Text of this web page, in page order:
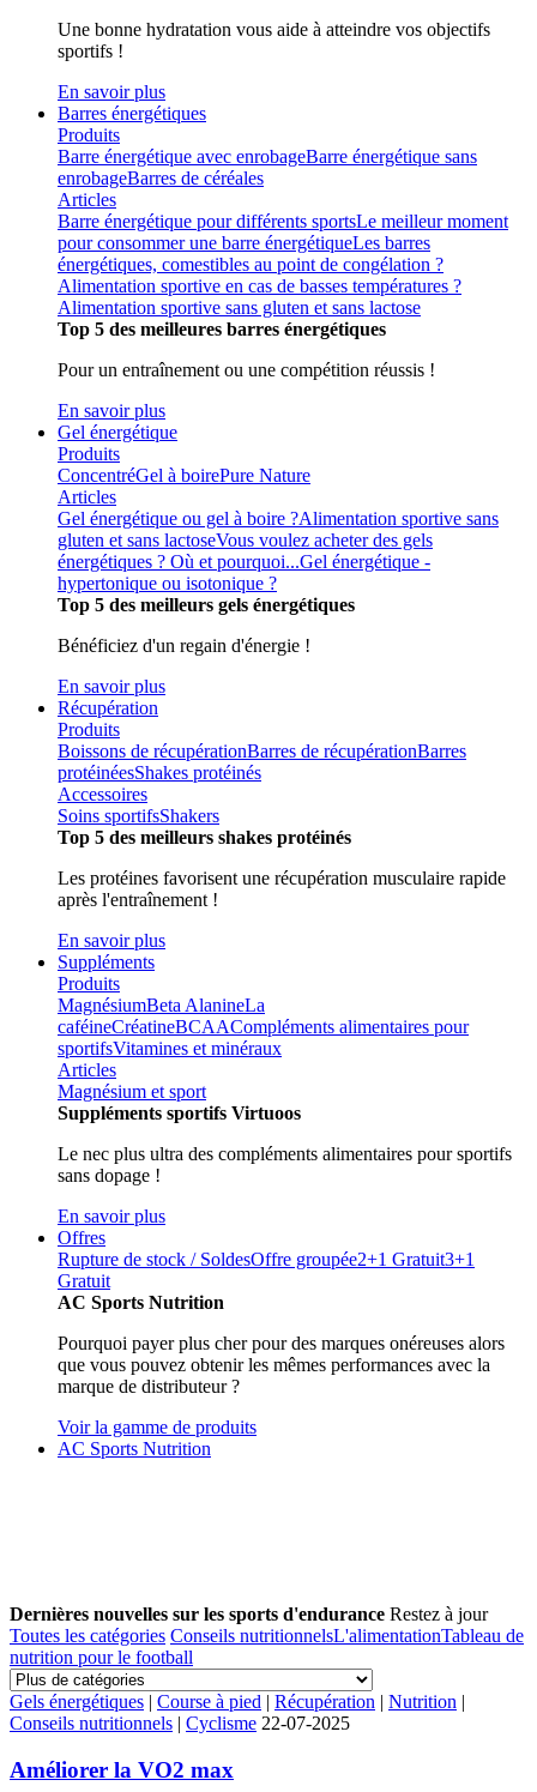
Une bonne hydratation vous aide à atteindre vos objectifs
sportifs !
En savoir plus
Barres énergétiques
Produits
Barre énergétique avec enrobageBarre énergétique sans
enrobageBarres de céréales
Articles
Barre énergétique pour différents sportsLe meilleur moment
pour consommer une barre énergétiqueLes barres
énergétiques, comestibles au point de congélation ?
Alimentation sportive en cas de basses températures ?
Alimentation sportive sans gluten et sans lactose
Top 5 des meilleures barres énergétiques
Pour un entraînement ou une compétition réussis !
En savoir plus
Gel énergétique
Produits
ConcentréGel à boirePure Nature
Articles
Gel énergétique ou gel à boire ?Alimentation sportive sans
gluten et sans lactoseVous voulez acheter des gels
énergétiques ? Où et pourquoi...Gel énergétique -
hypertonique ou isotonique ?
Top 5 des meilleurs gels énergétiques
Bénéficiez d'un regain d'énergie !
En savoir plus
Récupération
Produits
Boissons de récupérationBarres de récupérationBarres
protéinéesShakes protéinés
Accessoires
Soins sportifsShakers
Top 5 des meilleurs shakes protéinés
Les protéines favorisent une récupération musculaire rapide
après l'entraînement !
En savoir plus
Suppléments
Produits
MagnésiumBeta AlanineLa
caféineCréatineBCAACompléments alimentaires pour
sportifsVitamines et minéraux
Articles
Magnésium et sport
Suppléments sportifs Virtuoos
Le nec plus ultra des compléments alimentaires pour sportifs
sans dopage !
En savoir plus
Offres
Rupture de stock / SoldesOffre groupée2+1 Gratuit3+1
Gratuit
AC Sports Nutrition
Pourquoi payer plus cher pour des marques onéreuses alors
que vous pouvez obtenir les mêmes performances avec la
marque de distributeur ?
Voir la gamme de produits
AC Sports Nutrition
Dernières nouvelles sur les sports d'endurance Restez à jour
Toutes les catégories Conseils nutritionnelsL'alimentationTableau de
nutrition pour le football
Gels énergétiques | Course à pied | Récupération | Nutrition |
Conseils nutritionnels | Cyclisme 22-07-2025
Améliorer la VO2 max